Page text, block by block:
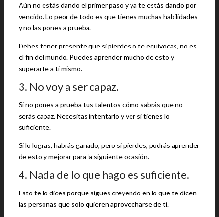
Aún no estás dando el primer paso y ya te estás dando por
vencido. Lo peor de todo es que tienes muchas habilidades
y no las pones a prueba.
Debes tener presente que si pierdes o te equivocas, no es
el fin del mundo. Puedes aprender mucho de esto y
superarte a ti mismo.
3. No voy a ser capaz.
Si no pones a prueba tus talentos cómo sabrás que no
serás capaz. Necesitas intentarlo y ver si tienes lo
suficiente.
Si lo logras, habrás ganado, pero si pierdes, podrás aprender
de esto y mejorar para la siguiente ocasión.
4. Nada de lo que hago es suficiente.
Esto te lo dices porque sigues creyendo en lo que te dicen
las personas que solo quieren aprovecharse de ti.